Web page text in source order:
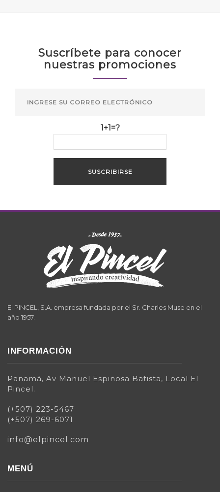
Suscríbete para conocer
nuestras promociones
1+1=?
El PINCEL, S.A. empresa fundada por el Sr. Charles Muse en el
año 1957.
INFORMACIÓN
Panamá, Av Manuel Espinosa Batista, Local El
Pincel.
(+507) 223-5467
(+507) 269-6071
info@elpincel.com
MENÚ